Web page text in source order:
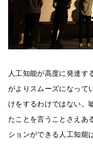
人工知能が高度に発達す
がよりスムーズになって
けをするわけではない。
たことを言うことさえあ
ションができる人工知能